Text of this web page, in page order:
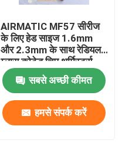
AIRMATIC MF57 सीरीज
के लिए हेड साइज 1.6mm
और 2.3mm के साथ रेडियल
ग्लास कोटेड चिप थर्मिस्टर्स
सबसे अच्छी कीमत
हमसे संपर्क करें